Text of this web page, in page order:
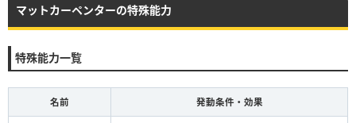
マットカーペンターの特殊能力
特殊能力一覧
名前 発動条件・効果